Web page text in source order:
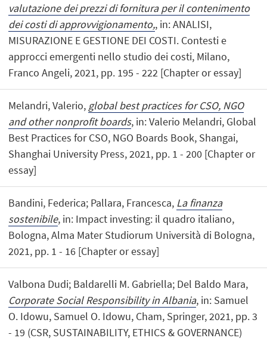
valutazione dei prezzi di fornitura per il contenimento
dei costi di approvvigionamento,, in: ANALISI,
MISURAZIONE E GESTIONE DEI COSTI. Contesti e
approcci emergenti nello studio dei costi, Milano,
Franco Angeli, 2021, pp. 195 - 222 [Chapter or essay]
Melandri, Valerio, global best practices for CSO, NGO
and other nonprofit boards, in: Valerio Melandri, Global
Best Practices for CSO, NGO Boards Book, Shangai,
Shanghai University Press, 2021, pp. 1 - 200 [Chapter or
essay]
Bandini, Federica; Pallara, Francesca, La finanza
sostenibile, in: Impact investing: il quadro italiano,
Bologna, Alma Mater Studiorum Università di Bologna,
2021, pp. 1 - 16 [Chapter or essay]
Valbona Dudi; Baldarelli M. Gabriella; Del Baldo Mara,
Corporate Social Responsibility in Albania, in: Samuel
O. Idowu, Samuel O. Idowu, Cham, Springer, 2021, pp. 3
- 19 (CSR, SUSTAINABILITY, ETHICS & GOVERNANCE)